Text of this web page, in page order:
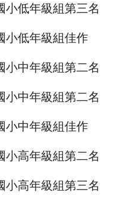
低年級組第三名
小低年級組佳作
小中年級組第二名
小中年級組第二名
小中年級組佳作
小高年級組第二名
小高年級組第三名